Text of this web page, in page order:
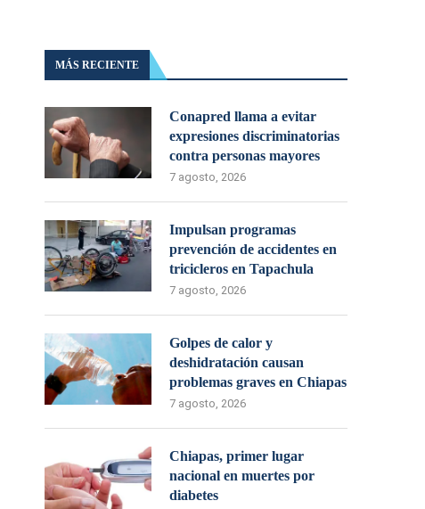
MÁS RECIENTE
Conapred llama a evitar
expresiones discriminatorias
contra personas mayores
7 agosto, 2026
Impulsan programas
prevención de accidentes en
tricicleros en Tapachula
7 agosto, 2026
Golpes de calor y
deshidratación causan
problemas graves en Chiapas
7 agosto, 2026
Chiapas, primer lugar
nacional en muertes por
diabetes